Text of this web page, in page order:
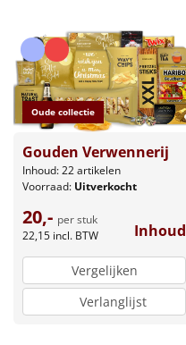
Oude collectie
Gouden Verwennerij
Inhoud: 22 artikelen
Voorraad: Uitverkocht
20,- per stuk
22,15 incl. BTW Inhoud
Vergelijken
Verlanglijst